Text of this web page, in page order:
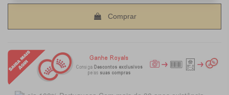
Comprar